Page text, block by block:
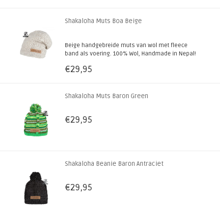
Shakaloha Muts Boa Beige
Beige handgebreide muts van wol met fleece
band als voering. 100% Wol, Handmade in Nepal!
€29,95
Shakaloha Muts Baron Green
€29,95
Shakaloha Beanie Baron Antraciet
€29,95